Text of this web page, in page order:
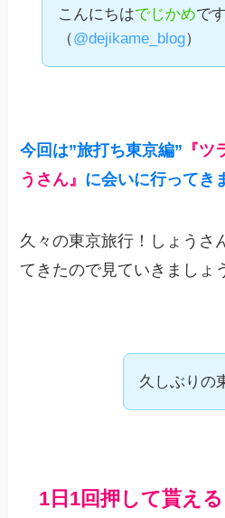
こんにちはでじかめです
（@dejikame_blog）
今回は”旅打ち東京編” 『
うさん』 に会いに行ってき
久々の東京旅行！しょうさ
てきたので見ていきましょ
久しぶりの
1日1回押して貰え